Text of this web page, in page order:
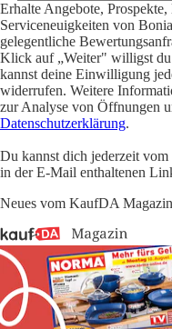
Erhalte Angebote,
Serviceneuigkeiten von
gelegentliche
Klick auf „Weiter" willigst
kannst deine Einwilligung
widerrufen. Weitere
zur Analyse von Öffnungen
Datenschutzerklärung.
Du kannst dich jederzeit
in der E-Mail enthaltenen
Neues vom KaufDA Magazin